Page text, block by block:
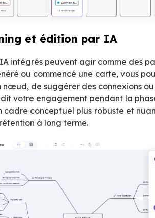
et édition par IA
intégrés peuvent agir comme des
ou commencé une carte, vous
nœud, de suggérer des connexions
votre engagement pendant la
cadre conceptuel plus robuste et
à long terme.